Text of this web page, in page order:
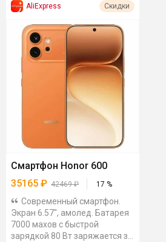
AliExpress Скидки
Смартфон Honor 600
35165 ₽ 42469₽ 17 %
Современный смартфон.
Экран 6.57", амолед. Батарея
7000 махов с быстрой
зарядкой 80 Вт заряжается за